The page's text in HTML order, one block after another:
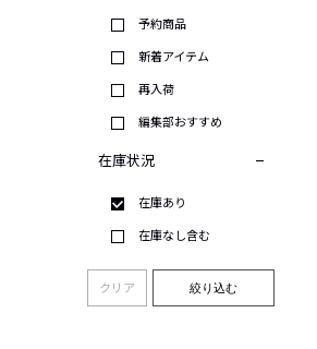
予約商品
新着アイテム
再入荷
編集部おすすめ
在庫状況
在庫あり
在庫なし含む
クリア 絞り込む